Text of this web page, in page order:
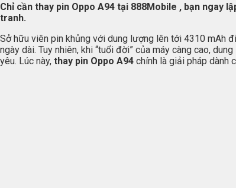
Chỉ cần thay pin Oppo A94 tại 888Mobile , bạn ngay
tranh.
Sở hữu viên pin khủng với dung lượng lên tới 4310 mAh
ngày dài. Tuy nhiên, khi “tuổi đời” của máy càng cao,
yêu. Lúc này, thay pin Oppo A94 chính là giải pháp dành